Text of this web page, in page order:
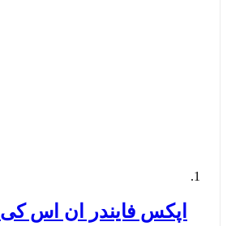
اپکس فایندر ان اس کی NSK مدل ipex